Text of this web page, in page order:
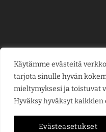
Käytämme evästeitä
tarjota sinulle hyvän
mieltymyksesi ja toistuvat
Hyväksy hyväksyt kaikkien
Evästeasetukset
Credit
Card
KESÄJUHLAT